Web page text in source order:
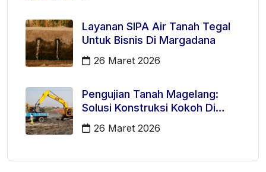
Layanan SIPA Air Tanah Tegal
Untuk Bisnis Di Margadana
26 Maret 2026
Pengujian Tanah Magelang:
Solusi Konstruksi Kokoh Di
Mertoyudan
26 Maret 2026